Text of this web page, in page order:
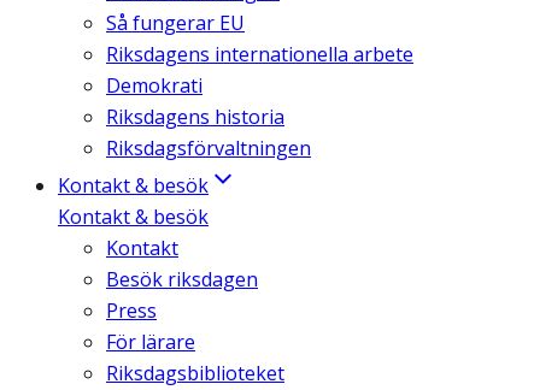
Så fungerar EU
Riksdagens internationella arbete
Demokrati
Riksdagens historia
Riksdagsförvaltningen
Kontakt & besök
Kontakt & besök
Kontakt
Besök riksdagen
Press
För lärare
Riksdagsbiblioteket